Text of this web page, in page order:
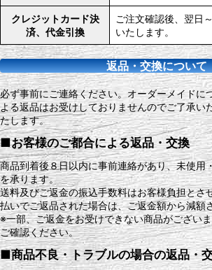
クレジットカード決
済、代金引換
ご注文確認後、翌日
いたします。
返品・交換について
必ず事前にご連絡ください。オーダーメイドに
よる返品はお受けしておりませんのでご了承い
たします。
■お客様のご都合による返品・交換
商品到着後８日以内に事前連絡があり、未使用
を承ります。
送料及びご返金の振込手数料はお客様負担とさ
払いでご返品された場合は、ご返金額から減額
※一部、ご返金をお受けできない商品がござい
ご確認ください。
■商品不良・トラブルの場合の返品・